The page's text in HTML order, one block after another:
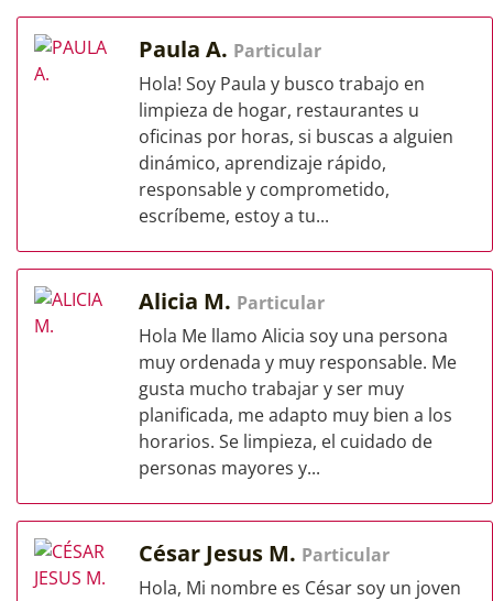
Paula A. Particular
Hola! Soy Paula y busco trabajo en
limpieza de hogar, restaurantes u
oficinas por horas, si buscas a alguien
dinámico, aprendizaje rápido,
responsable y comprometido,
escríbeme, estoy a tu...
Alicia M. Particular
Hola Me llamo Alicia soy una persona
muy ordenada y muy responsable. Me
gusta mucho trabajar y ser muy
planificada, me adapto muy bien a los
horarios. Se limpieza, el cuidado de
personas mayores y...
César Jesus M. Particular
Hola, Mi nombre es César soy un joven